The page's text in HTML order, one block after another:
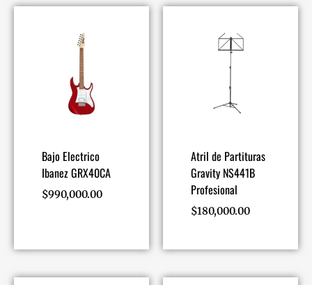
Bajo Electrico
Ibanez GRX40CA
$990,000.00
Atril de Partituras
Gravity NS441B
Profesional
$180,000.00